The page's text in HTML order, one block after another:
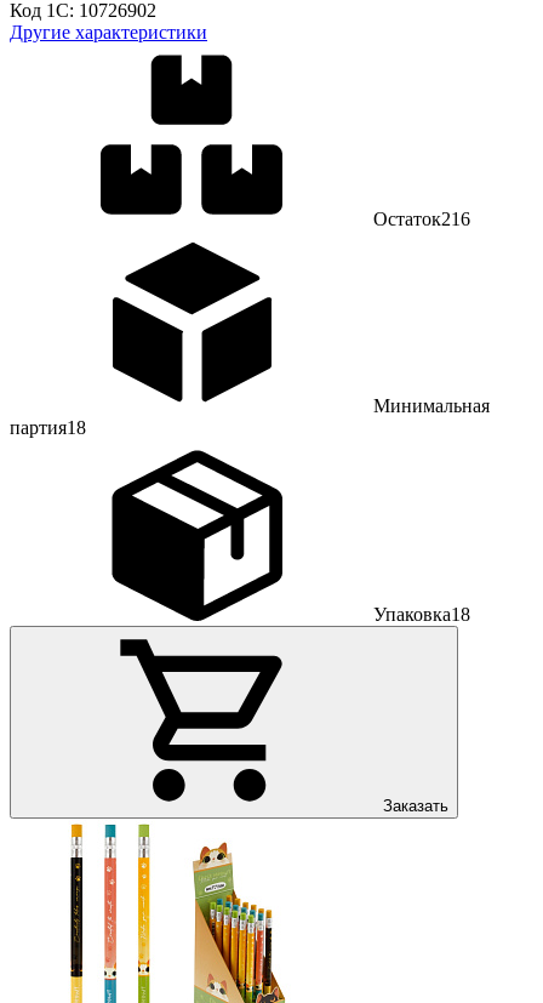
Код 1С: 10726902
Другие характеристики
Остаток216
Минимальная
партия18
Упаковка18
Заказать